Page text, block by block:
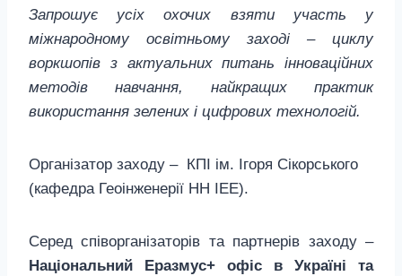
Запрошує усіх охочих взяти участь у
міжнародному освітньому заході – циклу
воркшопів з актуальних питань інноваційних
методів навчання, найкращих практик
використання зелених і цифрових технологій.
Організатор заходу – КПІ ім. Ігоря Сікорського
(кафедра Геоінженерії НН ІЕЕ).
Серед співорганізаторів та партнерів заходу –
Національний Еразмус+ офіс в Україні
та